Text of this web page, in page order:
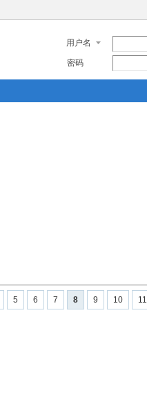
用户名
密码
5 6 7 8 9 10 11